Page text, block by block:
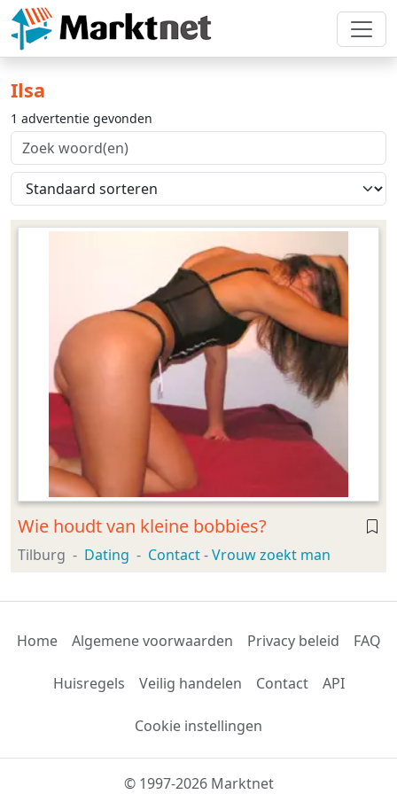
Ilsa
1 advertentie gevonden
Wie houdt van kleine bobbies?
Tilburg Dating Contact - Vrouw zoekt man
Home Algemene voorwaarden Privacy beleid FAQ
Huisregels Veilig handelen Contact API
Cookie instellingen
© 1997-2026 Marktnet